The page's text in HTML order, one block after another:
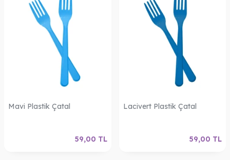
Mavi Plastik Çatal
59,00 TL
Lacivert Plastik Çatal
59,00 TL